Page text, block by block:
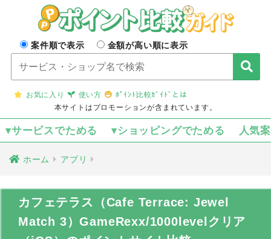
案件順で表示 金額が高い順に表示
お気に入り 使い方
ﾎﾟｲﾝﾄ比較ｶﾞｲﾄﾞとは
本サイトはプロモーションが含まれています。
▾サービスでためる ▾ショッピングでためる 人気
ホーム アプリ
カフェテラス（Cafe Terrace: Jewel
Match 3）GameRexx/1000levelクリア